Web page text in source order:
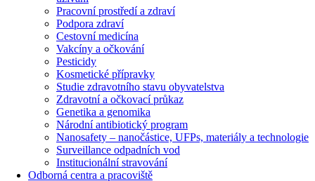
Pracovní prostředí a zdraví
Podpora zdraví
Cestovní medicína
Vakcíny a očkování
Pesticidy
Kosmetické přípravky
Studie zdravotního stavu obyvatelstva
Zdravotní a očkovací průkaz
Genetika a genomika
Národní antibiotický program
Nanosafety – nanočástice, UFPs, materiály a technologie
Surveillance odpadních vod
Institucionální stravování
Odborná centra a pracoviště